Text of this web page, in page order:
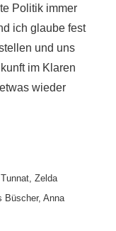
Politik immer
ich glaube fest
und uns
im Klaren
wieder
Zelda
Büscher, Anna